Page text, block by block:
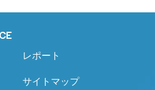
レポート
サイトマップ